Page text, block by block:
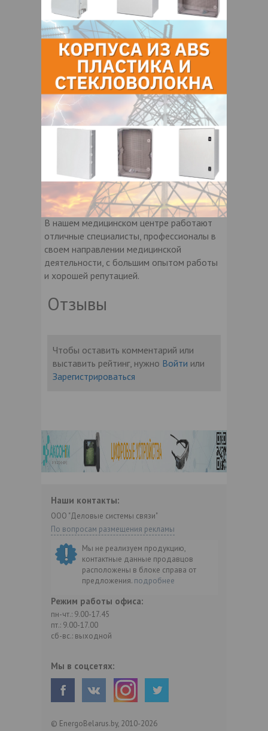
О нас Отзывы
О компании
Центр эстетической медицины «Марлен»
осуществляет косметологическую
деятельность (аппаратная косметология,
инъекции красоты), физиотерапевтические
услуги (лазерная эпиляция), пластическая
В медцентре «Марлен» используется
передовое оборудование, не имеющее
аналогов.
В нашем медицинском центре работают
отличные специалисты, профессионалы в
своем направлении медицинской
деятельности, с большим опытом работы
и хорошей репутацией.
Отзывы
Чтобы оставить комментарий или
выставить рейтинг, нужно Войти или
Зарегистрироваться
Наши контакты:
ООО "Деловые системы связи"
По вопросам размещения рекламы
Мы не реализуем продукцию,
контактные данные продавцов
расположены в блоке справа от
предложения. подробнее
Режим работы офиса:
пн-чт.: 9.00-17.45
пт.: 9.00-17.00
сб-вс.: выходной
Мы в соцсетях:
© EnergoBelarus.by, 2010-2026